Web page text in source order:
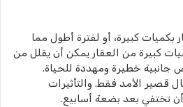
كبيرة، أو لفترة أطول مما
كبيرة من العقار يمكن أن يقلل من
جانبية خطيرة ومهددة للحياة.
قصير الأمد فقط. والتأثيرات
تختفي بعد بضعة أسابيع.